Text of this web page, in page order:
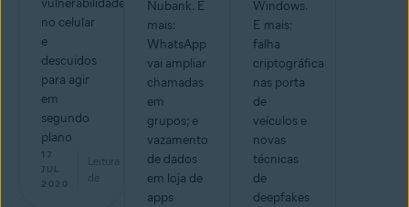
vulnerabilidades
no celular
e
descuidos
para agir
em
segundo
plano
17
JUL
2020
Leitura
de
Nubank. E
mais:
WhatsApp
vai ampliar
chamadas
em
grupos; e
vazamento
de dados
em loja de
apps
Windows.
E mais:
falha
criptográfica
nas porta
de
veículos e
novas
técnicas
de
deepfakes